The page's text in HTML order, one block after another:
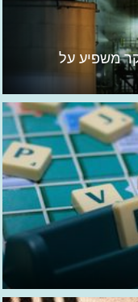
משפיע על